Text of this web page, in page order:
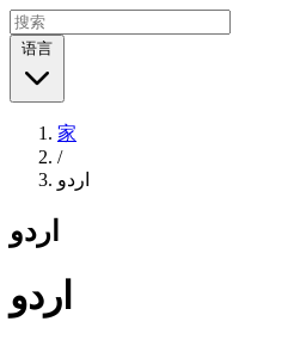
语言
家
/
اردو
اردو
اردو